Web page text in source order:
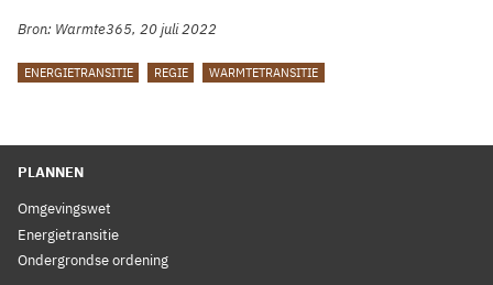
Bron: Warmte365, 20 juli 2022
TAGS
ENERGIETRANSITIE REGIE WARMTETRANSITIE
PLANNEN
Omgevingswet
Energietransitie
Ondergrondse ordening